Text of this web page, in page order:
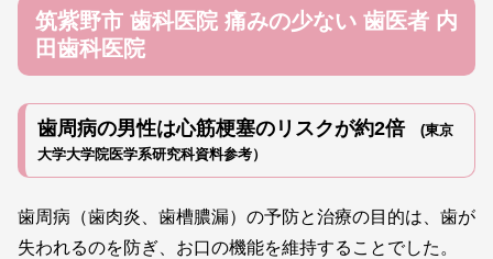
筑紫野市 歯科医院 痛みの少ない 歯医者 内
田歯科医院
歯周病の男性は心筋梗塞のリスクが約2倍
(東京
大学大学院医学系研究科資料参考）
歯周病（歯肉炎、歯槽膿漏）の予防と治療の目的は、歯が
失われるのを防ぎ、お口の機能を維持することでした。